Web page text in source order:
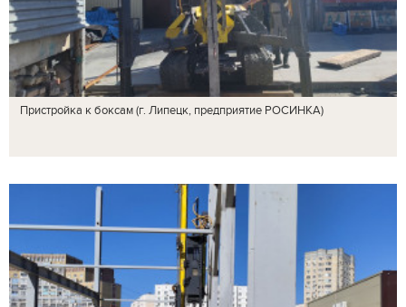
Пристройка к боксам (г. Липецк, предприятие РОСИНКА)